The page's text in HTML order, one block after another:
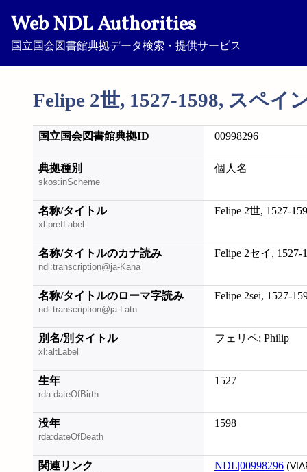
Web NDL Authorities
国立国会図書館典拠データ検索・提供サービス
Felipe 2世, 1527-1598, スペイ
国立国会図書館典拠ID 00998296
典拠種別
skos:inScheme
個人名
名称/タイトル
xl:prefLabel
Felipe 2世, 1527-
名称/タイトルのカナ読み
ndl:transcription@ja-Kana
Felipe 2セイ,
名称/タイトルのローマ字読み
ndl:transcription@ja-Latn
Felipe 2sei, 1527-
別名/別タイトル
xl:altLabel
フェリペ; Philip
生年
rda:dateOfBirth
1527
没年
rda:dateOfDeath
1598
関連リンク NDL|00998296